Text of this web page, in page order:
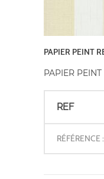
PAPIER PEINT
PAPIER PEINT
REF